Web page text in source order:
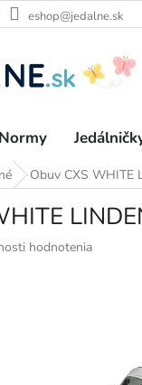
eshop@jedalne.sk
Normy
Obuv CXS WHITE
hodnotenia